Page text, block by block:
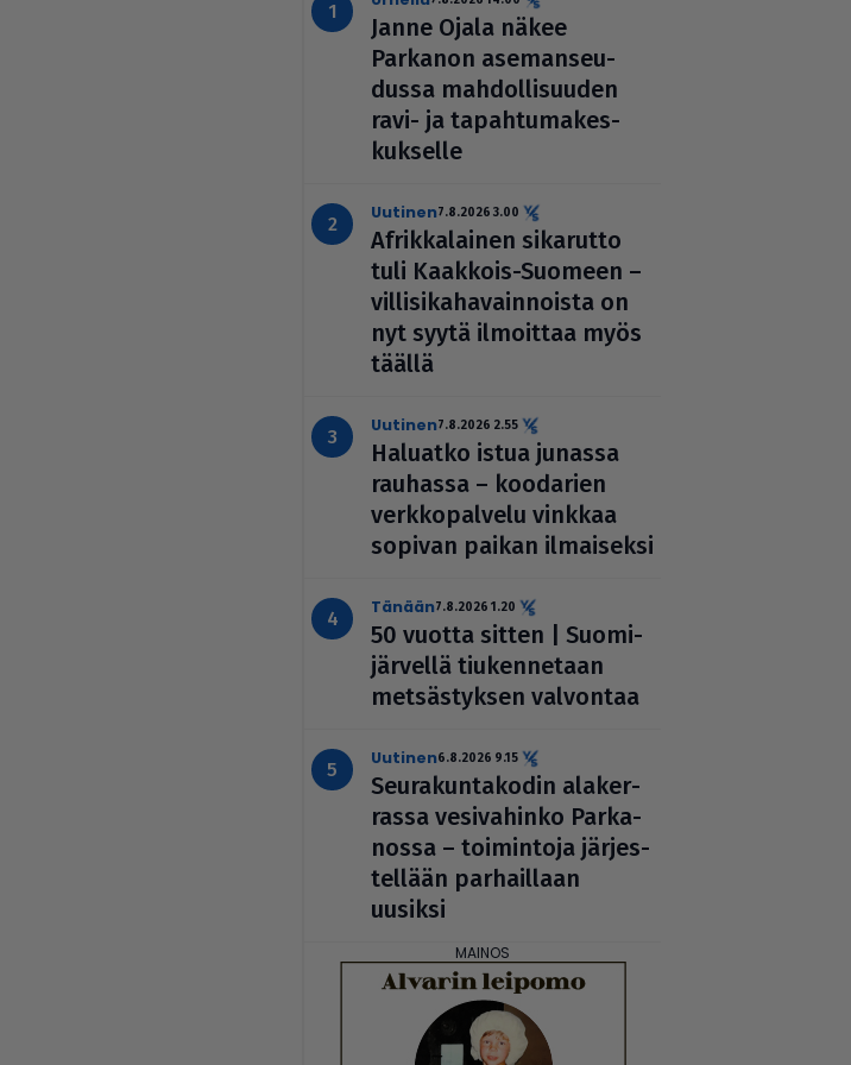
Janne Ojala näkee
Parkanon ase­man­seu­
dussa mah­dol­li­suu­den
ravi- ja tapah­tu­ma­kes­
kuk­selle
uutinen7.8.2026 3.00
Afrik­ka­lai­nen sikarutto
tuli Kaakkois-Suomeen –
vil­li­si­ka­ha­vain­noista on
nyt syytä ilmoittaa myös
täällä
uutinen7.8.2026 2.55
Haluatko istua junassa
rauhassa – koodarien
verk­ko­pal­velu vinkkaa
sopivan paikan ilmai­seksi
Tänään7.8.2026 1.20
50 vuotta sitten | Suo­mi­
jär­vellä tiu­ken­ne­taan
met­säs­tyk­sen valvontaa
uutinen6.8.2026 9.15
Seu­ra­kun­ta­ko­din ala­ker­
rassa vesi­va­hinko Par­ka­
nossa – toi­min­toja jär­jes­
tel­lään par­hail­laan
uusiksi